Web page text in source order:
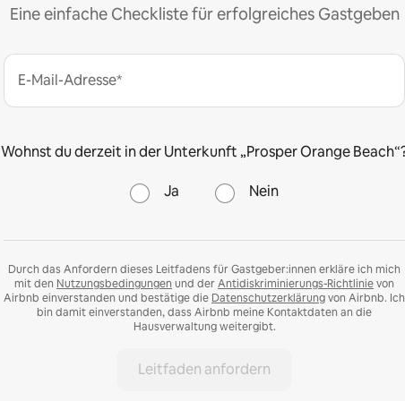
Eine einfache Checkliste für erfolgreiches Gastgeben
E-Mail-Adresse*
Wohnst du derzeit in der Unterkunft „Prosper Orange
Ja Nein
Durch das Anfordern dieses Leitfadens für Gastgeber:innen erkläre ich mich
mit den Nutzungsbedingungen und der Antidiskriminierungs-Richtlinievon
Airbnb einverstanden und bestätige die Datenschutzerklärungvon Airbnb. Ich
bin damit einverstanden, dass Airbnb meine Kontaktdaten an die
Hausverwaltung weitergibt.
Leitfaden anfordern